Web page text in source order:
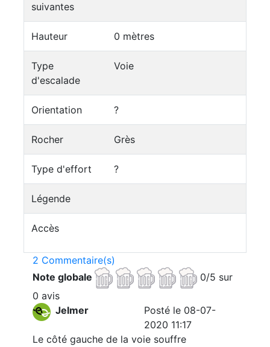
suivantes
Hauteur 0 mètres
Type
d'escalade
Voie
Orientation ?
Rocher Grès
Type d'effort ?
Légende
Accès
2 Commentaire(s)
Note globale
0/5 sur
0 avis
Jelmer
Posté le 08-07-
2020 11:17
Le côté gauche de la voie souffre